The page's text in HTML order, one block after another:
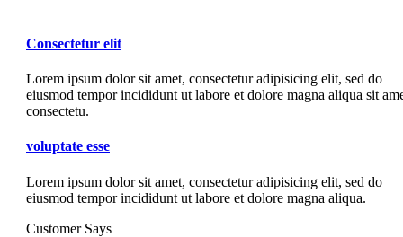
Consectetur elit
Lorem ipsum dolor sit amet, consectetur adipisicing elit, sed do
eiusmod tempor incididunt ut labore et dolore magna aliqua sit
consectetu.
voluptate esse
Lorem ipsum dolor sit amet, consectetur adipisicing elit, sed do
eiusmod tempor incididunt ut labore et dolore magna aliqua.
Customer Says